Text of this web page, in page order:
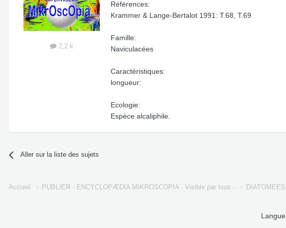
2,2 k
Références:
Krammer & Lange-Bertalot 1991: T.68, T.69
Famille:
Naviculacées
Caractéristiques:
longueur:
Ecologie:
Espèce alcaliphile.
Aller sur la liste des sujets
Accueil PUBLIER - ENCYCLOPÆDIA MIKROSCOPIA - Visible par tous - DIATOMEES
Langue